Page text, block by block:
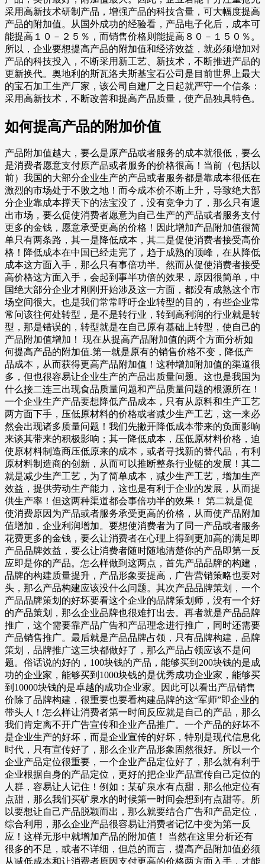
采用高新技术研制产品，增强产品的科技含量，可大幅度提高
产品的附加值。从国外成功的经验看，产品电子化后，成本可
能提高１０－２５％，而销售价格则能提高８０－１５０％。
所以，企业要想提高产品的附加值和经济效益，就必须增加对
产品的科技投入，不断采用新工艺、新技术，不断推进产品的
更新换代。奥地利的斯瓦洛夫斯基宝石公司是目前世界上最大
的宝石加工生产厂家，该公司自建厂之日起就严守一个信条：
采用高新技术，不断改善和提高产品质量，使产品独具特色。
如何提高产品的附加价值
产品附加值越大，要么是原产品或者服务的成本就很低，要么
是消费者愿意支付原产品或者服务的价格很高！当前（包括以
前）我国的大部分企业生产的产品或者服务都是靠成本很低在
激烈的市场处于不败之地！而今成本价不断上升，导致绝大部
分企业靠成本撑天下的法宝没了，没有竞争力了，那么只有退
出市场，要么促使消费者愿意为自己生产的产品或者服务支付
更多的金钱，愿意承受更高的价格！因此增加产品附加值很简
单只有两条路，其一是降低成本，其二是促使消费者接受高价
格！降低成本在中国已经走完了，趋于成熟的顶峰，在从降低
成本这方面入手，那么只有事倍功半。然而从促使消费者接受
高价格这方面入手，会起到事半功倍的效果，原因很简单，中
国绝大部分企业才刚刚开始涉及这一方面，都没有成熟这个市
场空间很大。也是我们常常呼吁企业转型的目的，有些企业常
常问该往何处转型，是不是转行业，转到高利润的行业就是转
型，那是错误的，转型就是在自己原有基础上转型，使自己的
产品附加值增加！ 现在从提高产品附加值的两个方面分析如
何提高产品的附加值.第一就是原有的销售价格不变，降低产
品成本，从而获得更高产品附加值！这种增加附加值的渠道很
多，但也很容易让企业生产的产品出质量问题。这也是我国为
什么接二连三出现食品质量问题和产品质量问题的根源所在！
一个企业生产产品要想降低产品成本，只有从原料和生产工艺
两方面下手，压低原材料的价格或者减少生产工艺，这一来必
然会出现诸多质量问题！我们先撇开降低成本带来的负面影响
来谈其带来的积极影响；其一降低成本，压低原材料价格，迫
使原材料制造商压低原来的成本，或者寻找新的替代品，有利
原材料制造商的创新，从而可以推断整条行业链的发展！其二
就是减少生产工艺，为了简单成本，减少生产工艺，增加生产
效益，提供劳动生产能力，这也是有利于企业的发展，从而提
供生产率！但这两种渠道都会事倍功半的效果！ 第二就是促
使消费原因为产品或者服务承受更高的价格，从而使产品附加
值增加，企业利润增加。要想使消费者为了同一产品或者服务
花费更多的金钱，要么让消费者在心理上得到更加高的满足即
产品品牌效益，要么让消费者随时随地清楚你的产品即第一反
应即是你的产品。怎么样做到这两点，首先产品品牌的构建，
品牌的构建质量提升，产品形象要提高，广告营销策略也要对
头，那么产品构建应该没什么问题。其次产品品牌策划，一个
产品品牌策划的好坏要看这个企业的品牌策划师，没有一个好
的产品策划，那么企业品牌也很难打出去。再者就是产品品牌
推广，这个需要靠产品广告和产品理念进行推广，同时还需要
产品销售推广。最后就是产品品牌占领，只有品牌构建，品牌
策划，品牌推广这三块都做好了，那么产品占领应该不是问
题。俗话说的好的，100块钱的产品，能够买到200块钱的是成
功的企业家，能够买到1000块钱的是优秀成功企业家，能够买
到10000块钱的是卓越的成功企业家。因此可以看出产品销售
价除了品牌构建，很重要也要看构建品牌的这“军师”即企业的
带头人！怎么样让消费者第一时间反应就是自己的产品，那么
我们肯定离不开广告宣传和企业产品推广。一个产品的好坏不
是企业生产的好坏，而是企业宣传的好坏，特别是现代信息化
时代，只有宣传好了，那么企业产品形象固然很好。所以一个
企业产品定位很重要，一个企业产品定位好了，那么就有利于
企业根据自身的产品定位，更好的把企业产品宣传自己定位的
人群，容易让人记住！例如；某矿泉水有点甜，那么他定位有
点甜，那么我们买矿泉水的时候第一时间会想到有点甜等。所
以要想让自己产品脱颖而出，那么就要结合广告和产品定位，
综合利用，那么企业产品很容易让消费者记忆中变为第一反
应！这样无形中就增加产品的附加值！ 当然在这里分析还有
很多的不足，或者不详细，但总的而言，提高产品附加值必须
从减低成本和让消费者原因支付更高的价格两方面入手，才能